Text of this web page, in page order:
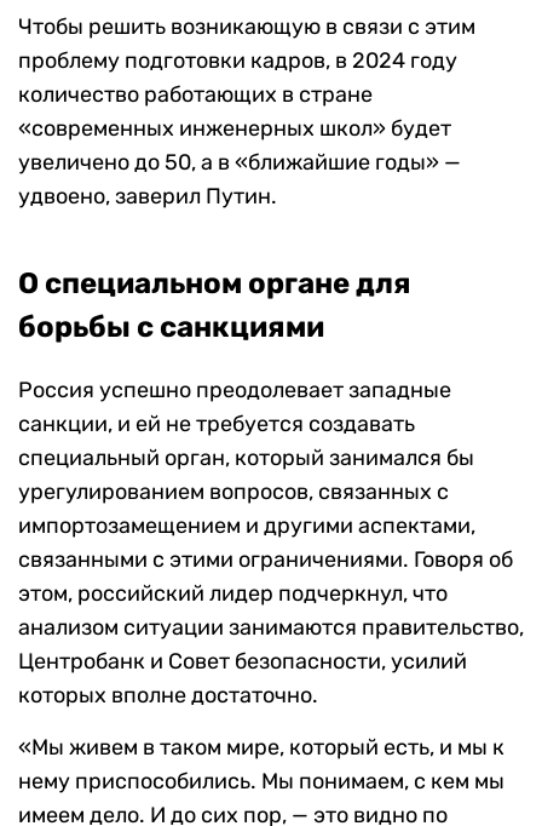
Чтобы решить возникающую в связи с этим
проблему подготовки кадров, в 2024 году
количество работающих в стране
«современных инженерных школ» будет
увеличено до 50, а в «ближайшие годы» —
удвоено, заверил Путин.
О специальном органе для
борьбы с санкциями
Россия успешно преодолевает западные
санкции, и ей не требуется создавать
специальный орган, который занимался бы
урегулированием вопросов, связанных с
импортозамещением и другими аспектами,
связанными с этими ограничениями. Говоря об
этом, российский лидер подчеркнул, что
анализом ситуации занимаются правительство,
Центробанк и Совет безопасности, усилий
которых вполне достаточно.
«Мы живем в таком мире, который есть, и мы к
нему приспособились. Мы понимаем, с кем мы
имеем дело. И до сих пор, — это видно по